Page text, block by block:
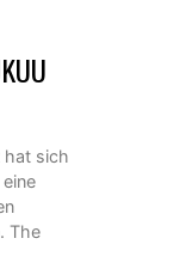
hat sich
The